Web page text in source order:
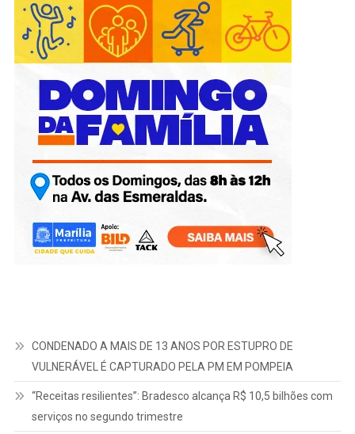
CONDENADO A MAIS DE 13 ANOS POR ESTUPRO DE
VULNERÁVEL É CAPTURADO PELA PM EM POMPEIA
“Receitas resilientes”: Bradesco alcança R$ 10,5 bilhões com
serviços no segundo trimestre